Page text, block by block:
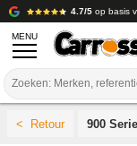
4.7/5 op basis
MENU
900